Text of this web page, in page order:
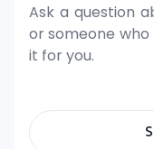
Ask a question
or someone
it for you.